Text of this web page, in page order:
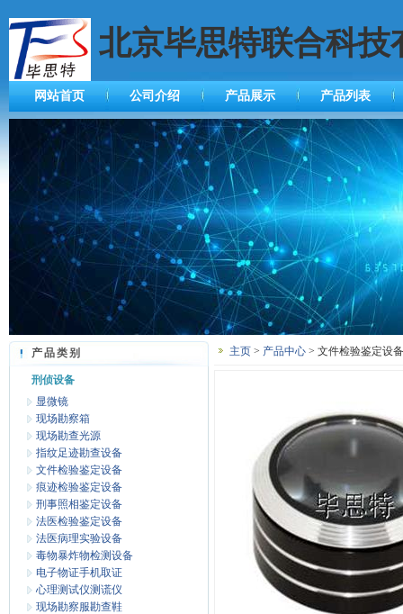
北京毕思特联合科技
网站首页 公司介绍 产品展示 产品列表
产品类别
刑侦设备
显微镜
现场勘察箱
现场勘查光源
指纹足迹勘查设备
文件检验鉴定设备
痕迹检验鉴定设备
刑事照相鉴定设备
法医检验鉴定设备
法医病理实验设备
毒物暴炸物检测设备
电子物证手机取证
心理测试仪测谎仪
现场勘察服勘查鞋
主页 > 产品中心 > 文件检验鉴定设